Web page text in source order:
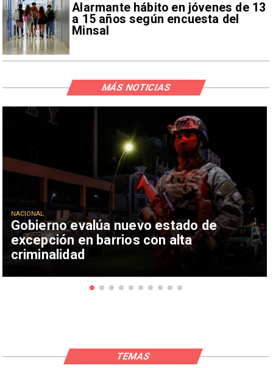
Alarmante hábito en jóvenes de 13
a 15 años según encuesta del
Minsal
Gobierno evalúa nuevo estado de
excepción en barrios con alta
criminalidad
NACIONAL
MÁS NOTICIAS
TEMAS